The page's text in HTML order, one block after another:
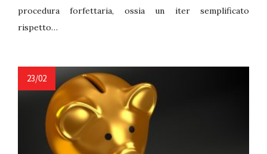
procedura forfettaria, ossia un iter semplificato
rispetto…
23/02